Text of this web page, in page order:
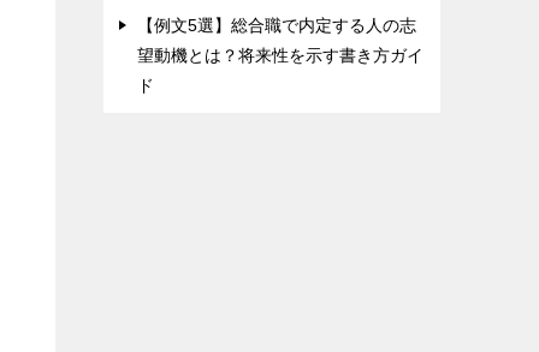
【例文5選】総合職で内定する人の志
望動機とは？将来性を示す書き方ガイ
ド